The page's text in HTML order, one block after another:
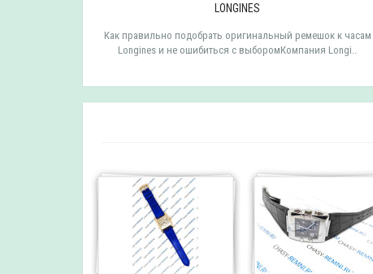
LONGINES
Как правильно подобрать оригинальный ремешок к часам
Longines и не ошибиться с выборомКомпания Longi..